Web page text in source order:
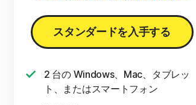
スタンダードを入手する
2 台の Windows、Mac、タブレッ
ト、またはスマートフォン